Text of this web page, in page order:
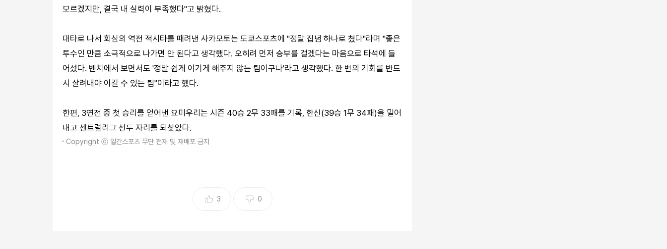
모르겠지만, 결국 내 실력이 부족했다"고 밝혔다.
대타로 나서 회심의 역전 적시타를 때려낸 사카모토는 도쿄스포츠에 "정말 집념 하나로 쳤다"라며 "좋은
투수인 만큼 소극적으로 나가면 안 된다고 생각했다. 오히려 먼저 승부를 걸겠다는 마음으로 타석에 들
어섰다. 벤치에서 보면서도 '정말 쉽게 이기게 해주지 않는 팀이구나'라고 생각했다. 한 번의 기회를 반드
시 살려내야 이길 수 있는 팀"이라고 했다.
한편, 3연전 중 첫 승리를 얻어낸 요미우리는 시즌 40승 2무 33패를 기록, 한신(39승 1무 34패)을 밀어
내고 센트럴리그 선두 자리를 되찾았다.
Copyright ⓒ 일간스포츠 무단 전재 및 재배포 금지
3 0